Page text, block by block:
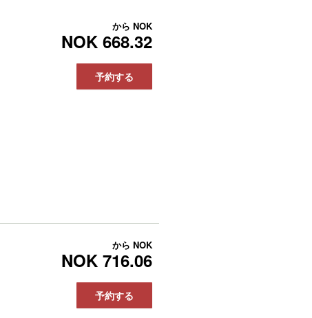
から NOK
NOK 668.32
予約する
から NOK
NOK 716.06
予約する